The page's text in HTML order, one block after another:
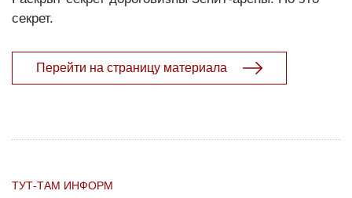
секрет.
Перейти на страницу материала
ТУТ-ТАМ ИНФОРМ